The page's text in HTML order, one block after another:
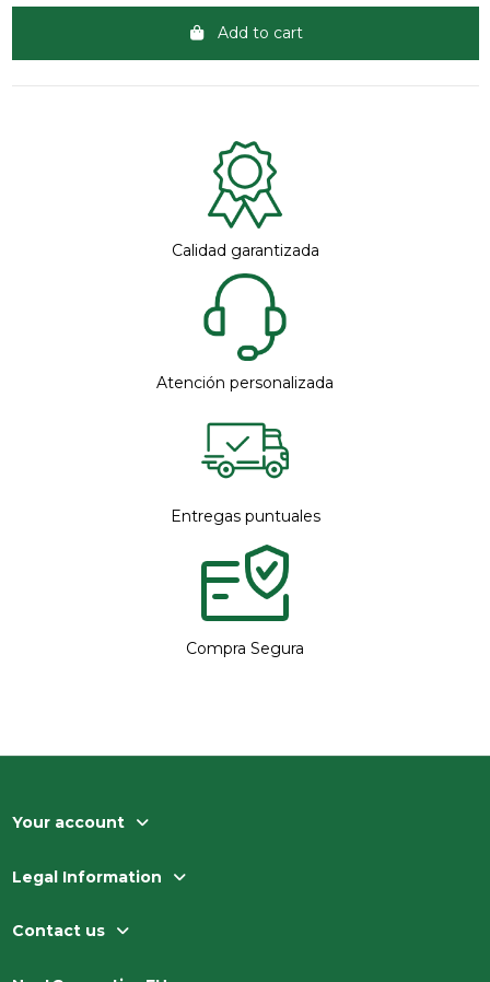
Add to cart
Calidad garantizada
Atención personalizada
Entregas puntuales
Compra Segura
Your account
Legal Information
Contact us